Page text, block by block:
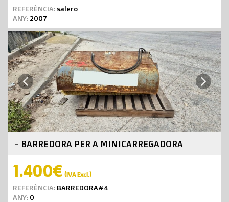
REFERÈNCIA: salero
ANY: 2007
Previous Next
- BARREDORA PER A MINICARREGADORA
1.400€ (IVA Excl.)
REFERÈNCIA: BARREDORA#4
ANY: 0